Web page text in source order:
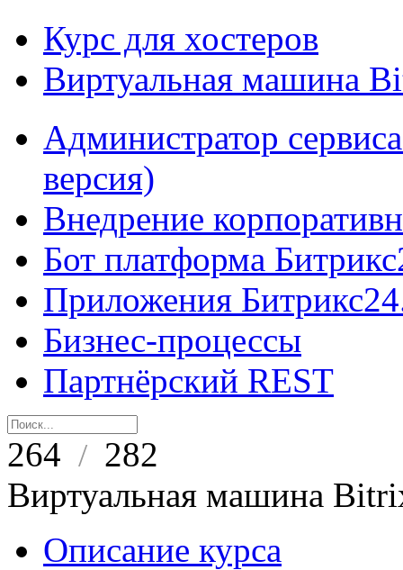
Курс для хостеров
Виртуальная машина
Администратор
версия)
Внедрение
Бот платформа
Приложения
Бизнес-процессы
Партнёрский REST
264 / 282
Виртуальная машина
Описание курса